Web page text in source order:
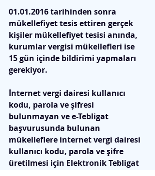
01.01.2016 tarihinden sonra
mükellefiyet tesis ettiren gerçek
kişiler mükellefiyet tesisi anında,
kurumlar vergisi mükellefleri ise
15 gün içinde bildirimi yapmaları
gerekiyor.
İnternet vergi dairesi kullanıcı
kodu, parola ve şifresi
bulunmayan ve e-Tebligat
başvurusunda bulunan
mükelleflere internet vergi dairesi
kullanıcı kodu, parola ve şifre
üretilmesi için Elektronik Tebligat